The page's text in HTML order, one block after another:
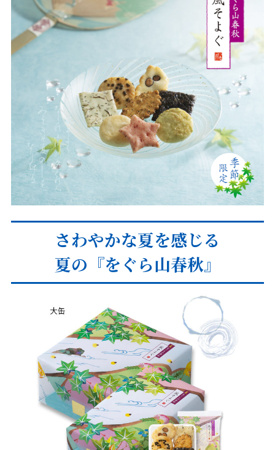
さわやかな夏を感じる
夏の『をぐら山春秋』